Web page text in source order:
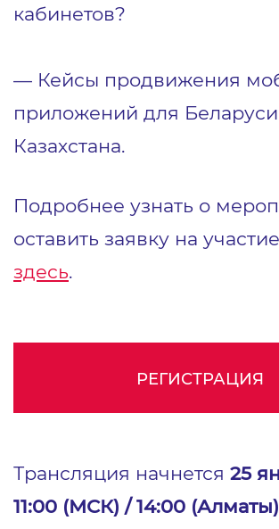
кабинетов?
― Кейсы продвижения
приложений для
Казахстана.
Подробнее узнать о
оставить заявку на
здесь.
РЕГИСТРАЦИЯ
Трансляция начнется 25
11:00 (МСК) / 14:00 (Алматы)